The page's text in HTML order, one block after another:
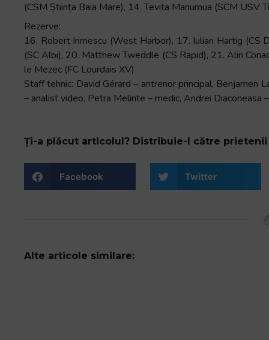
(CSM Știința Baia Mare), 14. Tevita Manumua (SCM USV
Rezerve:
16. Robert Irimescu (West Harbor), 17. Iulian Hartig (CS
(SC Albi), 20. Matthew Tweddle (CS Rapid), 21. Alin
le Mezec (FC Lourdais XV)
Staff tehnic: David Gérard – antrenor principal, Benjamen
– analist video, Petra Melinte – medic, Andrei Diaconeasa
Ți-a plăcut articolul? Distribuie-l către prietenii
Facebook Twitter
Alte articole similare: